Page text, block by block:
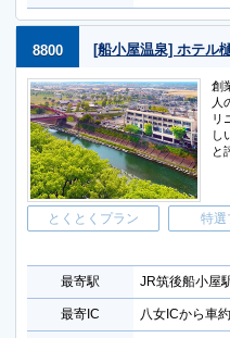
8800 [船小屋温泉] ホテル
創
人
リ
し
と
とくとくプラン 特選
最寄駅 JR筑後船小屋
最寄IC 八女ICから車